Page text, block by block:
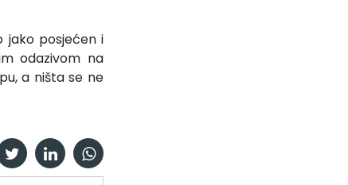
jako posjećen i
odazivom na
a ništa se ne